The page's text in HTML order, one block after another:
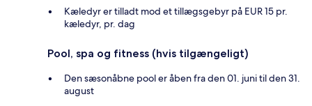
Kæledyr er tilladt mod et tillægsgebyr på EUR 15 pr.
kæledyr, pr. dag
Pool, spa og fitness (hvis tilgængeligt)
Den sæsonåbne pool er åben fra den 01. juni til den 31.
august